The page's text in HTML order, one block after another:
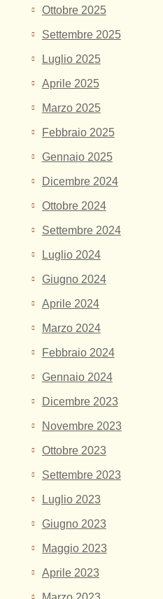
Ottobre 2025
Settembre 2025
Luglio 2025
Aprile 2025
Marzo 2025
Febbraio 2025
Gennaio 2025
Dicembre 2024
Ottobre 2024
Settembre 2024
Luglio 2024
Giugno 2024
Aprile 2024
Marzo 2024
Febbraio 2024
Gennaio 2024
Dicembre 2023
Novembre 2023
Ottobre 2023
Settembre 2023
Luglio 2023
Giugno 2023
Maggio 2023
Aprile 2023